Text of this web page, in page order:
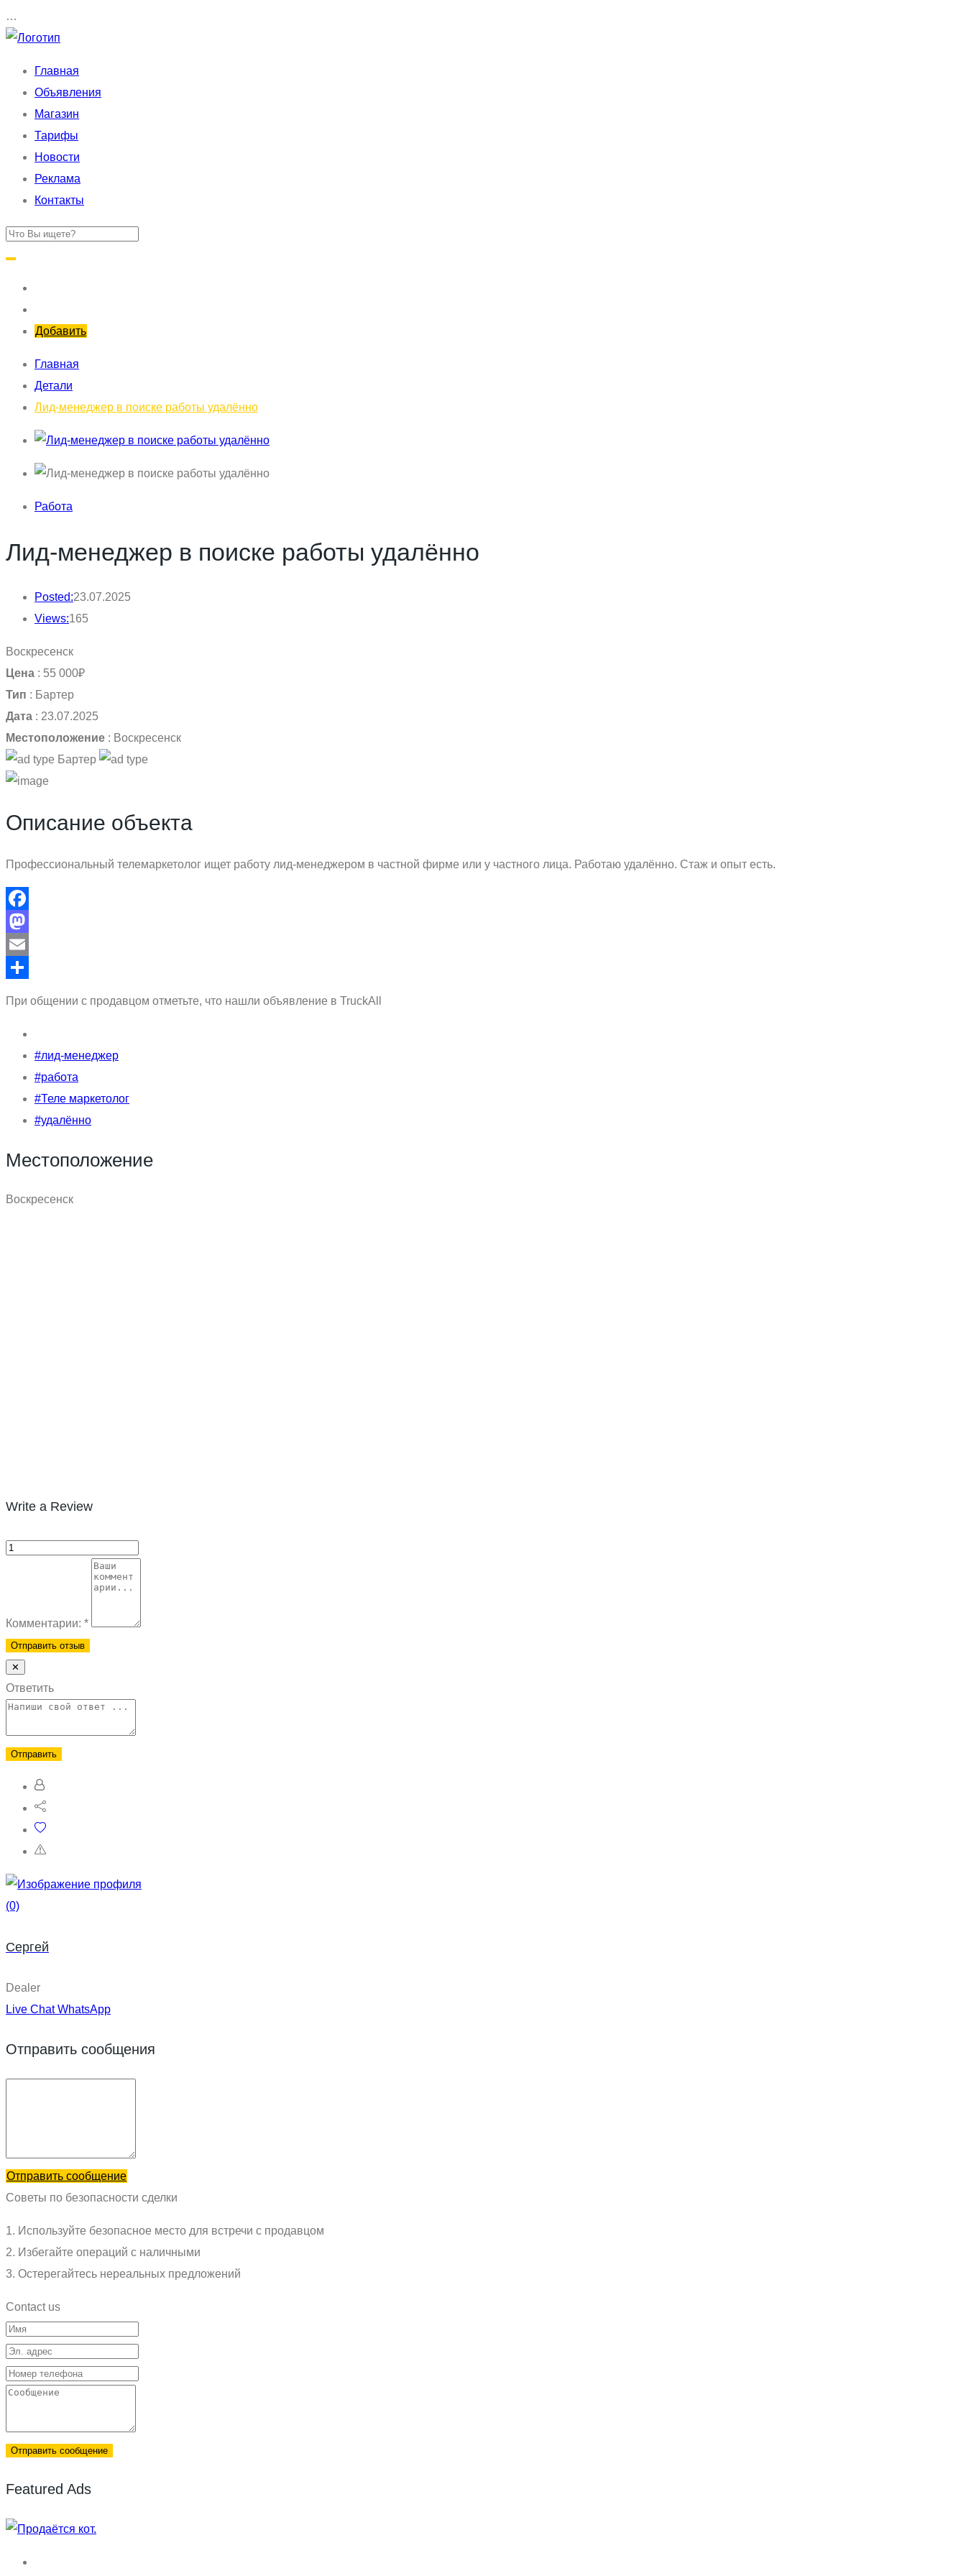
…
Главная
Объявления
Магазин
Тарифы
Новости
Реклама
Контакты
Добавить
Главная
Детали
Лид-менеджер в поиске работы удалённо
Работа
Лид-менеджер в поиске работы удалённо
Posted:23.07.2025
Views:165
Воскресенск
Цена : 55 000₽
Тип : Бартер
Дата : 23.07.2025
Местоположение : Воскресенск
Бартер
Описание объекта
Профессиональный телемаркетолог ищет работу лид-менеджером в частной фирме или у частного лица. Работаю удалённо. Стаж и опыт есть.
Facebook
Mastodon
Email
При общении с продавцом отметьте, что нашли объявление в TruckAll
#лид-менеджер
#работа
#Теле маркетолог
#удалённо
Местоположение
Воскресенск
Write a Review
Комментарии: *
✕
Ответить
(0)
Сергей
Dealer
Live Chat WhatsApp
Отправить сообщения
Отправить сообщение
Советы по безопасности сделки
1. Используйте безопасное место для встречи с продавцом
2. Избегайте операций с наличными
3. Остерегайтесь нереальных предложений
Contact us
Отправить сообщение
Featured Ads